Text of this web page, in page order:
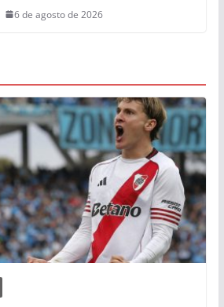
6 de agosto de 2026